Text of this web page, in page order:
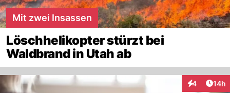
Mit zwei Insassen
Löschhelikopter stürzt bei
Waldbrand in Utah ab
4
Interaktionen
14h